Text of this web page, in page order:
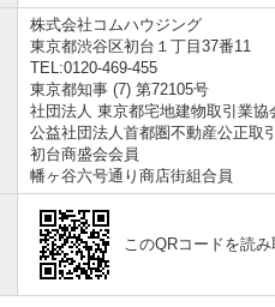
株式会社コムハウジング
東京都渋谷区初台１丁目37番11
TEL:0120-469-455
東京都知事 (7) 第72105号
社団法人 東京都宅地建物取引業協
公益社団法人首都圏不動産公正取
初台商盛会会員
幡ヶ谷六号通り商店街組合員
このQRコードを読